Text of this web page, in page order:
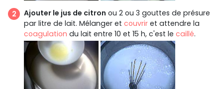
Ajouter le jus de citron ou 2 ou 3 gouttes de présure
par litre de lait. Mélanger et couvrir et attendre la
coagulation du lait entre 10 et 15 h, c'est le caillé.